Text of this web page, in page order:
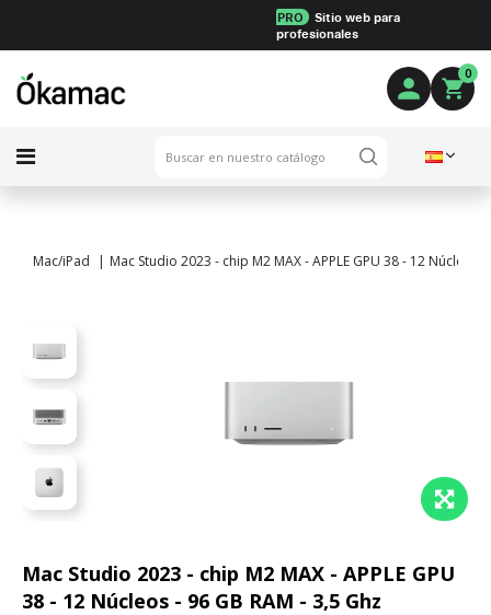
PRO
Sitio web para
profesionales
0
Mac/iPad Mac Studio 2023 - chip M2 MAX - APPLE GPU 38 - 12 Núcleos -
Mac Studio 2023 - chip M2 MAX - APPLE GPU
38 - 12 Núcleos - 96 GB RAM - 3,5 Ghz